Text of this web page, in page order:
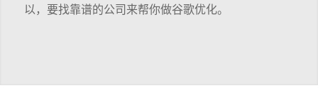
以，要找靠谱的公司来帮你做谷歌优化。